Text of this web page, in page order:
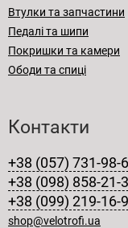
Втулки та запчастини
Педалі та шипи
Покришки та камери
Ободи та спиці
Контакти
+38 (057) 731-98-
+38 (098) 858-21-
+38 (099) 219-16-
shop@velotrofi.ua